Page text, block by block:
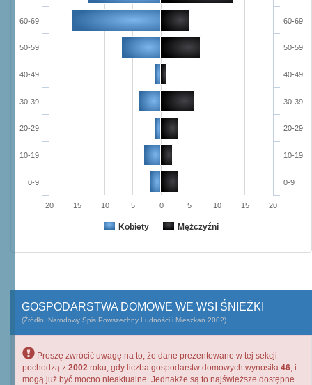
Kobiety Mężczyźni
0-9
10-19
20-29
30-39
40-49
50-59
60-69
0-9
10-19
20-29
30-39
40-49
50-59
60-69
20 15 10 5 0 5 10 15 20
GOSPODARSTWA DOMOWE WE WSI ŚNIEŻKI
(Źródło: Narodowy Spis Powszechny Ludności i Mieszkań 2002)
Proszę zwrócić uwagę na to, że dane prezentowane w tej sekcji
pochodzą z 2002 roku, gdy liczba gospodarstw domowych wynosiła 46, i
mogą już być mocno nieaktualne. Jednakże są to najświeższe dostępne